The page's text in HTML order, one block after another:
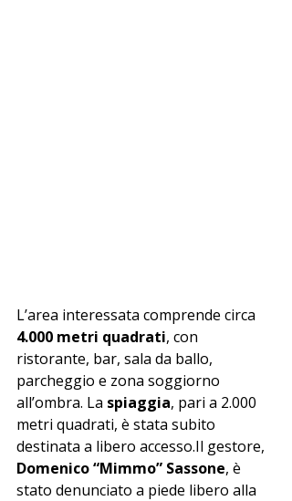
L’area interessata comprende circa
4.000 metri quadrati, con
ristorante, bar, sala da ballo,
parcheggio e zona soggiorno
all’ombra. La spiaggia, pari a 2.000
metri quadrati, è stata subito
destinata a libero accesso.Il gestore,
Domenico “Mimmo” Sassone, è
stato denunciato a piede libero alla